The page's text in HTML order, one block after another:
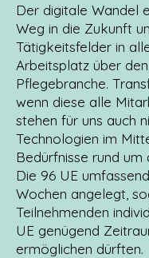
Der digitale Wandel
Weg in die Zukunft
Tätigkeitsfelder in
Arbeitsplatz über
Pflegebranche.
wenn diese alle
stehen für uns auch
Technologien im
Bedürfnisse rund um
Die 96 UE
Wochen angelegt,
Teilnehmenden
UE genügend
ermöglichen dürften.